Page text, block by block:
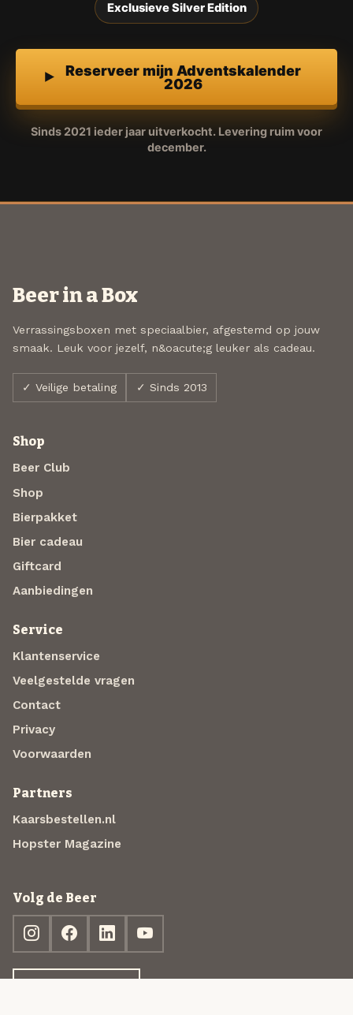
Exclusieve Silver Edition
Reserveer mijn Adventskalender
2026
Sinds 2021 ieder jaar uitverkocht. Levering ruim voor
december.
Beer in a Box
Verrassingsboxen met speciaalbier, afgestemd op jouw
smaak. Leuk voor jezelf, n&oacute;g leuker als cadeau.
✓ Veilige betaling ✓ Sinds 2013
Shop
Beer Club
Shop
Bierpakket
Bier cadeau
Giftcard
Aanbiedingen
Service
Klantenservice
Veelgestelde vragen
Contact
Privacy
Voorwaarden
Partners
Kaarsbestellen.nl
Hopster Magazine
Volg de Beer